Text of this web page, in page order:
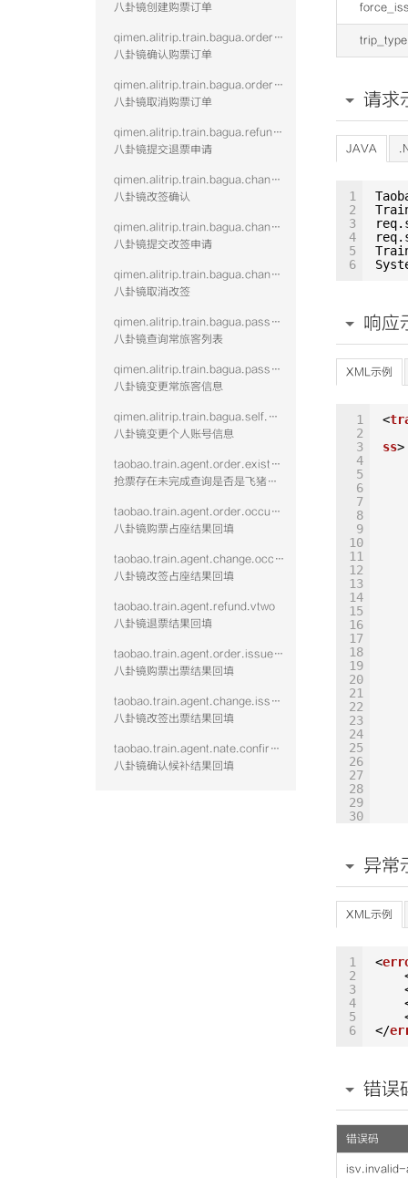
八卦镜创建购票订单
qimen.alitrip.train.bagua.order.confirm
八卦镜确认购票订单
qimen.alitrip.train.bagua.order.cancel
八卦镜取消购票订单
qimen.alitrip.train.bagua.refund.submit
八卦镜提交退票申请
qimen.alitrip.train.bagua.change.confirm
八卦镜改签确认
qimen.alitrip.train.bagua.change.submit
八卦镜提交改签申请
qimen.alitrip.train.bagua.change.cancel
八卦镜取消改签
qimen.alitrip.train.bagua.passenger.query
八卦镜查询常旅客列表
qimen.alitrip.train.bagua.passenger.modify
八卦镜变更常旅客信息
qimen.alitrip.train.bagua.self.modify
八卦镜变更个人账号信息
taobao.train.agent.order.existnotcomplete
抢票存在未完成查询是否是飞猪占座
taobao.train.agent.order.occupy.vtwo
八卦镜购票占座结果回填
taobao.train.agent.change.occupy.vtwo
八卦镜改签占座结果回填
taobao.train.agent.refund.vtwo
八卦镜退票结果回填
taobao.train.agent.order.issue.vtwo
八卦镜购票出票结果回填
taobao.train.agent.change.issue.vtwo
八卦镜改签出票结果回填
taobao.train.agent.nate.confirm.vtwo
八卦镜确认候补结果回填
trip_type
请求
JAVA
1
2
3
4
5
6
响应
XML示例
1
2
3
4
5
6
7
8
9
10
11
12
13
14
15
16
17
18
19
20
21
22
23
24
25
26
27
28
29
30
34
35
36
37
41
42
43
44
45
46
50
53
54
55
56
<
ss>
异常
XML示例
1
2
3
4
5
6
<
</
错误
错误码
isv.invalid-